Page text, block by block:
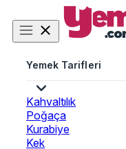
Yemek Tarifleri
Kahvaltılık
Poğaça
Kurabiye
Kek